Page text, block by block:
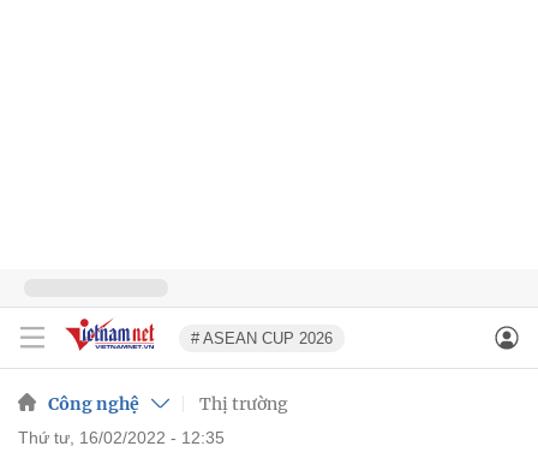
# ASEAN CUP 2026
Công nghệ Thị trường
thứ tư, 16/02/2022 - 12:35